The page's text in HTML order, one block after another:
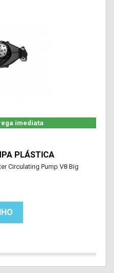
imediata
PLÁSTICA
Circulating Pump V8 Big